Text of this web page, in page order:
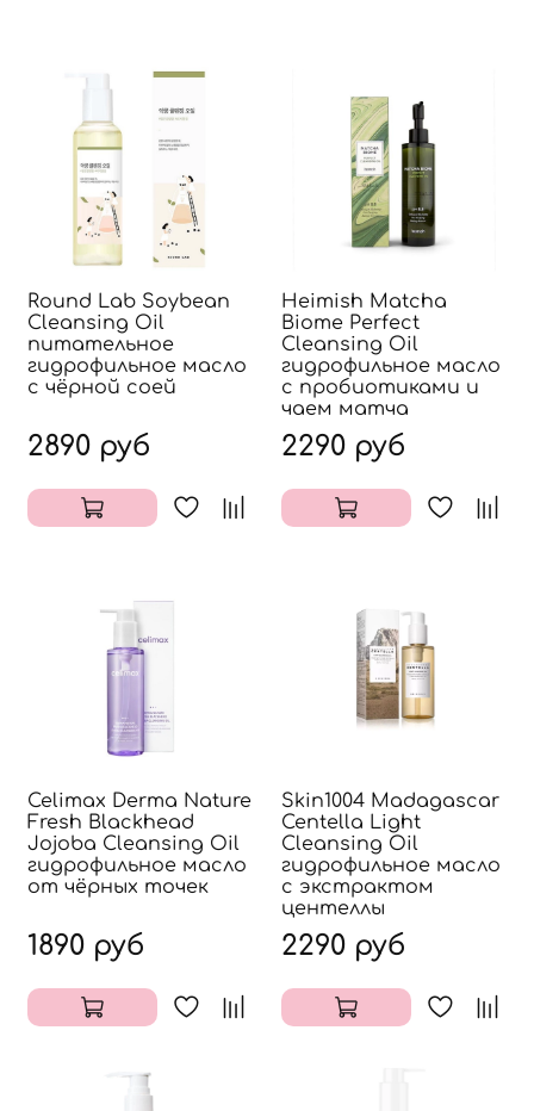
Round Lab Soybean
Cleansing Oil
питательное
гидрофильное масло
с чёрной соей
2890 руб
Heimish Matcha
Biome Perfect
Cleansing Oil
гидрофильное масло
с пробиотиками и
чаем матча
2290 руб
Celimax Derma Nature
Fresh Blackhead
Jojoba Cleansing Oil
гидрофильное масло
от чёрных точек
1890 руб
Skin1004 Madagascar
Centella Light
Cleansing Oil
гидрофильное масло
с экстрактом
центеллы
2290 руб